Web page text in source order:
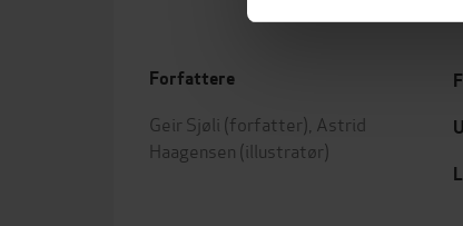
Forfattere
Geir Sjøli (forfatter), Astrid
Haagensen (illustratør)